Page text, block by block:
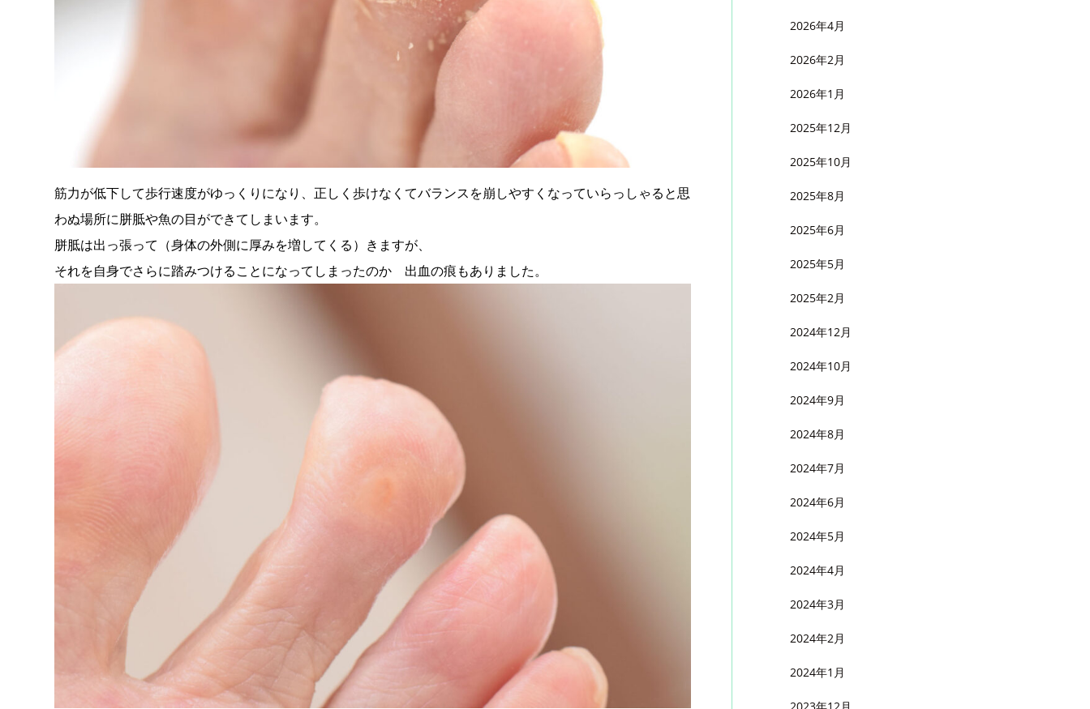
筋力が低下して歩行速度がゆっくりになり、正しく歩けなくてバランスを崩しやすくなっていらっしゃると思
わぬ場所に胼胝や魚の目ができてしまいます。
胼胝は出っ張って（身体の外側に厚みを増してくる）きますが、
それを自身でさらに踏みつけることになってしまったのか 出血の痕もありました。
2026年4月
2026年2月
2026年1月
2025年12月
2025年10月
2025年8月
2025年6月
2025年5月
2025年2月
2024年12月
2024年10月
2024年9月
2024年8月
2024年7月
2024年6月
2024年5月
2024年4月
2024年3月
2024年2月
2024年1月